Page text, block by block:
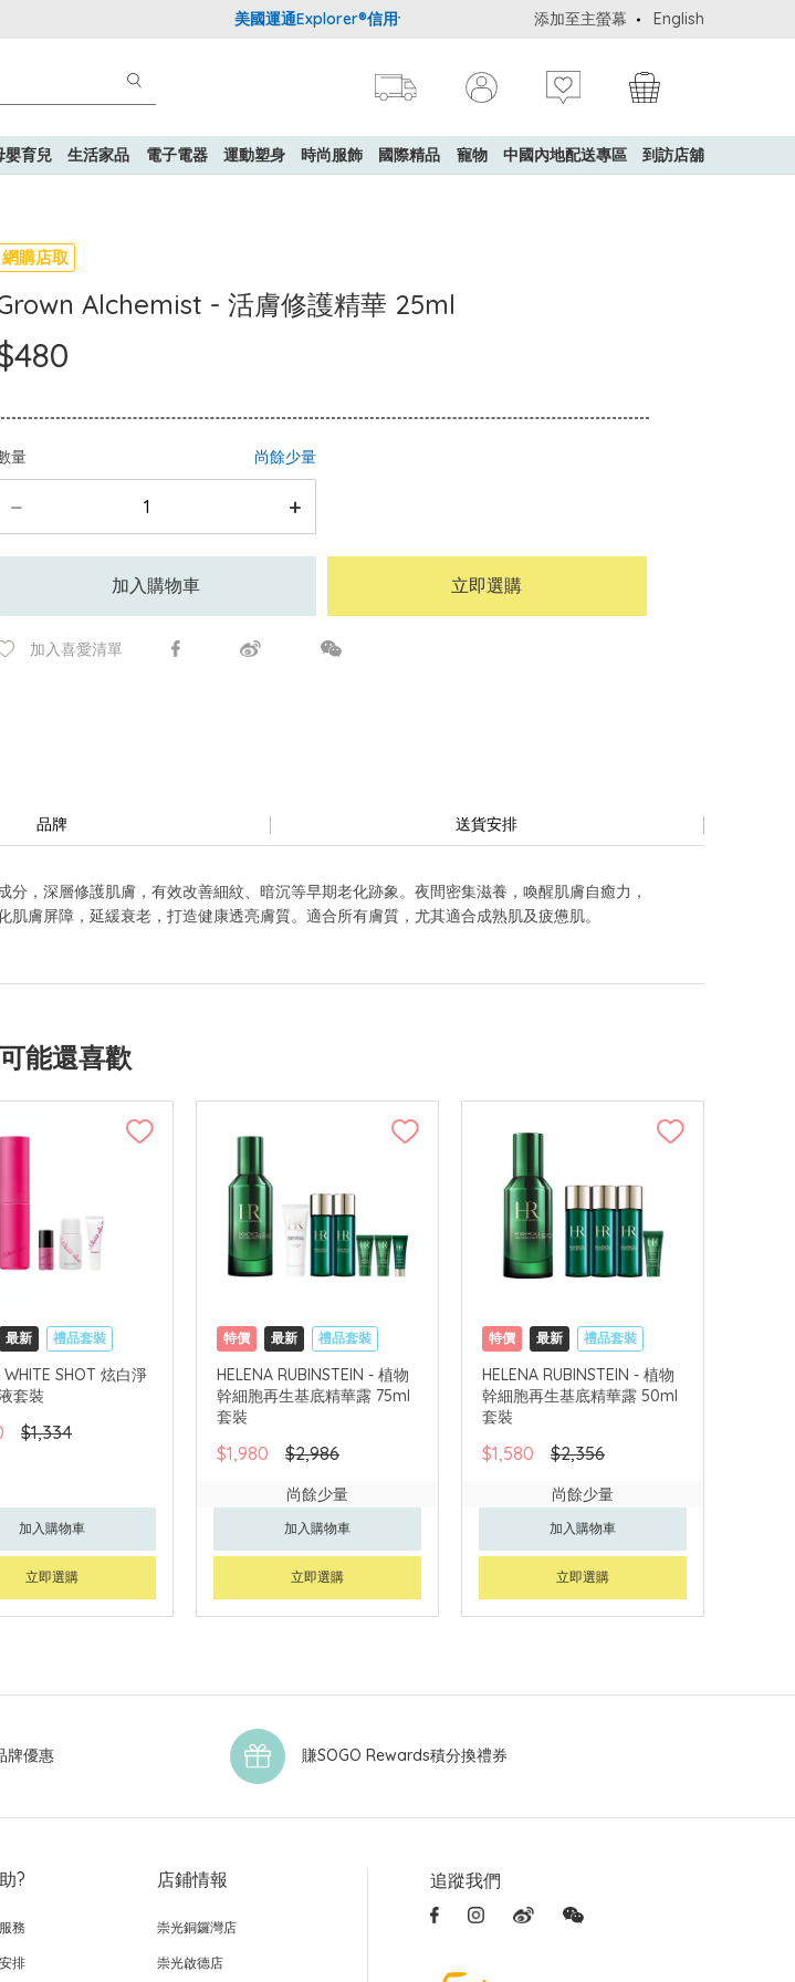
美國運通Explorer®信用卡會員購物禮遇：高達5%簽賬回贈！ 購買一般貨品(冷凍
添加至主螢幕 English
嬰育兒 生活家品 電子電器 運動塑身 時尚服飾 國際精品 寵物 中國內地配送專區 到訪店舖
網購店取
Alchemist - 活膚修護精華 25ml
量 尚餘少量
加入購物車 立即選購
加入喜愛清單
品牌 送貨安排
，深層修護肌膚，有效改善細紋、暗沉等早期老化跡象。夜間密集滋養，喚醒肌膚自癒力，
膚屏障，延緩衰老，打造健康透亮膚質。適合所有膚質，尤其適合成熟肌及疲憊肌。
能還喜歡
最新
禮品套裝
可中國內地配送
WHITE SHOT 炫白淨
套裝
$1,334
加入購物車
立即選購
特價 最新
禮品套裝
網購店取
HELENA RUBINSTEIN - 植物
幹細胞再生基底精華露 75ml
套裝
$1,980 $2,986
尚餘少量
加入購物車
立即選購
特價 最新
禮品套裝
網購店取
HELENA RUBINSTEIN - 植物
幹細胞再生基底精華露 50ml
套裝
$1,580 $2,356
尚餘少量
加入購物車
立即選購
牌優惠 賺SOGO Rewards積分換禮券
?
務
排
店鋪情報
崇光銅鑼灣店
崇光啟德店
追蹤我們